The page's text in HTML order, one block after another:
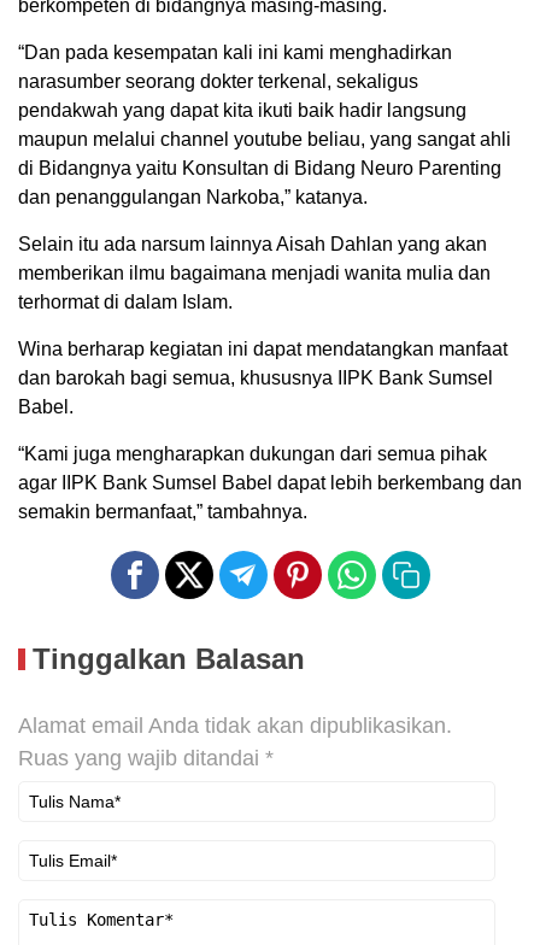
berkompeten di bidangnya masing-masing.
“Dan pada kesempatan kali ini kami menghadirkan
narasumber seorang dokter terkenal, sekaligus
pendakwah yang dapat kita ikuti baik hadir langsung
maupun melalui channel youtube beliau, yang sangat ahli
di Bidangnya yaitu Konsultan di Bidang Neuro Parenting
dan penanggulangan Narkoba,” katanya.
Selain itu ada narsum lainnya Aisah Dahlan yang akan
memberikan ilmu bagaimana menjadi wanita mulia dan
terhormat di dalam Islam.
Wina berharap kegiatan ini dapat mendatangkan manfaat
dan barokah bagi semua, khususnya IIPK Bank Sumsel
Babel.
“Kami juga mengharapkan dukungan dari semua pihak
agar IIPK Bank Sumsel Babel dapat lebih berkembang dan
semakin bermanfaat,” tambahnya.
Tinggalkan Balasan
Alamat email Anda tidak akan dipublikasikan.
Ruas yang wajib ditandai *